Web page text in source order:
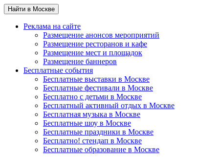
Найти в Москве
Реклама на сайте
Размещение анонсов мероприятий
Размещение ресторанов и кафе
Размещение мест и площадок
Размещение баннеров
Бесплатные события
Бесплатные выставки в Москве
Бесплатные фестивали в Москве
Бесплатно с детьми в Москве
Бесплатный активный отдых в Москве
Бесплатная музыка в Москве
Бесплатные шоу в Москве
Бесплатные праздники в Москве
Бесплатно! стендап в Москве
Бесплатные образование в Москве